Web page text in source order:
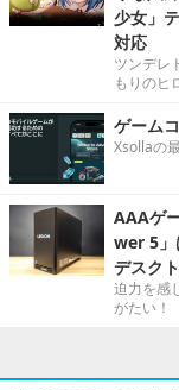
少女」
対応
ツンデレ
もりのヒ
ゲーム
Xsollaの
AAAゲ
wer 5」
デスク
迫力を感
がたい！